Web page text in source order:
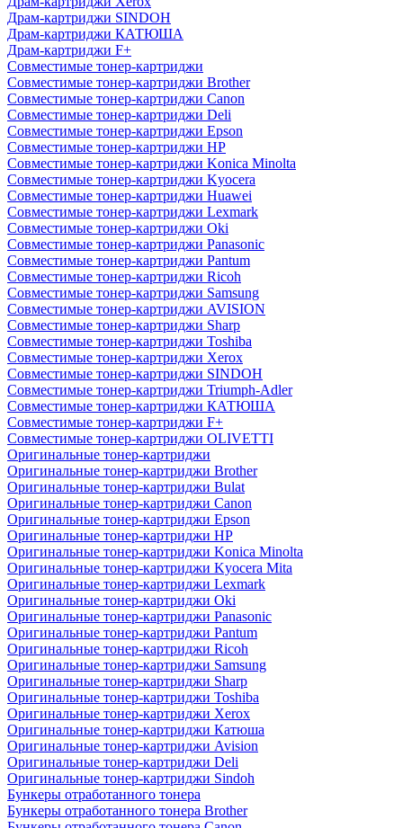
Драм-картриджи SINDOH
Драм-картриджи КАТЮША
Драм-картриджи F+
Совместимые тонер-картриджи
Совместимые тонер-картриджи Brother
Совместимые тонер-картриджи Canon
Совместимые тонер-картриджи Deli
Совместимые тонер-картриджи Epson
Совместимые тонер-картриджи HP
Совместимые тонер-картриджи Konica Minolta
Совместимые тонер-картриджи Kyocera
Совместимые тонер-картриджи Huawei
Совместимые тонер-картриджи Lexmark
Совместимые тонер-картриджи Oki
Совместимые тонер-картриджи Panasonic
Совместимые тонер-картриджи Pantum
Совместимые тонер-картриджи Ricoh
Совместимые тонер-картриджи Samsung
Совместимые тонер-картриджи AVISION
Совместимые тонер-картриджи Sharp
Совместимые тонер-картриджи Toshiba
Совместимые тонер-картриджи Xerox
Совместимые тонер-картриджи SINDOH
Совместимые тонер-картриджи Triumph-Adler
Совместимые тонер-картриджи КАТЮША
Совместимые тонер-картриджи F+
Совместимые тонер-картриджи OLIVETTI
Оригинальные тонер-картриджи
Оригинальные тонер-картриджи Brother
Оригинальные тонер-картриджи Bulat
Оригинальные тонер-картриджи Canon
Оригинальные тонер-картриджи Epson
Оригинальные тонер-картриджи HP
Оригинальные тонер-картриджи Konica Minolta
Оригинальные тонер-картриджи Kyocera Mita
Оригинальные тонер-картриджи Lexmark
Оригинальные тонер-картриджи Oki
Оригинальные тонер-картриджи Panasonic
Оригинальные тонер-картриджи Pantum
Оригинальные тонер-картриджи Ricoh
Оригинальные тонер-картриджи Samsung
Оригинальные тонер-картриджи Sharp
Оригинальные тонер-картриджи Toshiba
Оригинальные тонер-картриджи Xerox
Оригинальные тонер-картриджи Катюша
Оригинальные тонер-картриджи Avision
Оригинальные тонер-картриджи Deli
Оригинальные тонер-картриджи Sindoh
Бункеры отработанного тонера
Бункеры отработанного тонера Brother